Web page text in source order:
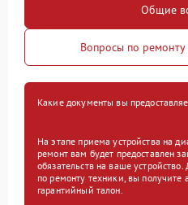
Общие
Вопросы по
Какие документы вы
На этапе приема устройства на
ремонт вам будет предоставлен
обязательств на ваше
по ремонту техники, вы получите
гарантийный талон.